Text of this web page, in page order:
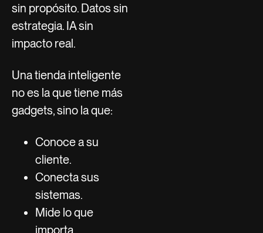
sin propósito. Datos sin
estrategia. IA sin
impacto real.
Una tienda inteligente
no es la que tiene más
gadgets, sino la que:
Conoce a su
cliente.
Conecta sus
sistemas.
Mide lo que